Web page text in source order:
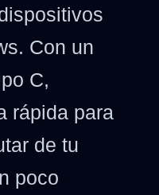
Con un
C,
rápida para
de tu
poco